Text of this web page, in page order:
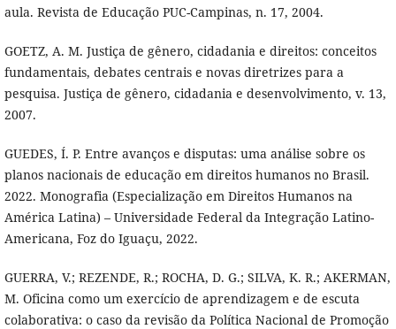
aula. Revista de Educação PUC-Campinas, n. 17, 2004.
GOETZ, A. M. Justiça de gênero, cidadania e direitos: conceitos
fundamentais, debates centrais e novas diretrizes para a
pesquisa. Justiça de gênero, cidadania e desenvolvimento, v. 13,
2007.
GUEDES, Í. P. Entre avanços e disputas: uma análise sobre os
planos nacionais de educação em direitos humanos no Brasil.
2022. Monografia (Especialização em Direitos Humanos na
América Latina) – Universidade Federal da Integração Latino-
Americana, Foz do Iguaçu, 2022.
GUERRA, V.; REZENDE, R.; ROCHA, D. G.; SILVA, K. R.; AKERMAN,
M. Oficina como um exercício de aprendizagem e de escuta
colaborativa: o caso da revisão da Política Nacional de Promoção